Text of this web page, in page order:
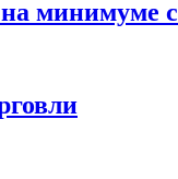
минимуме с